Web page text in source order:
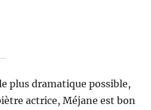
plus dramatique possible,
actrice, Méjane est bon